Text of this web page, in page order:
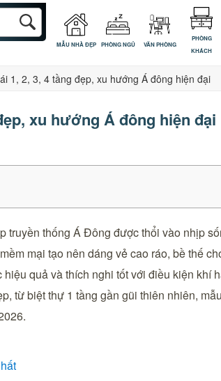
MẪU NHÀ ĐẸP PHÒNG NGỦ VĂN PHÒNG
PHÒNG
KHÁCH
1, 2, 3, 4 tầng đẹp, xu hướng Á đông hiện đại
xu hướng Á đông hiện đại
truyền thống Á Đông được thổi vào nhịp
mại tạo nên dáng vẻ cao ráo, bề thế
quả và thích nghi tốt với điều kiện khí
từ biệt thự 1 tầng gần gũi thiên nhiên,